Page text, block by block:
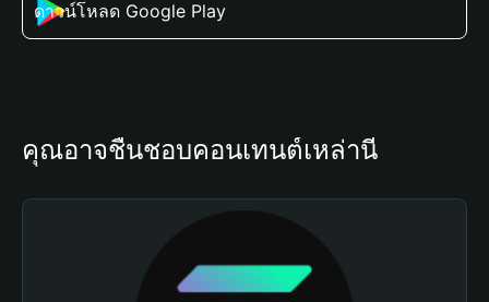
ดาวน์โหลด Google Play
คุณอาจชื่นชอบคอนเทนต์เหล่านี้